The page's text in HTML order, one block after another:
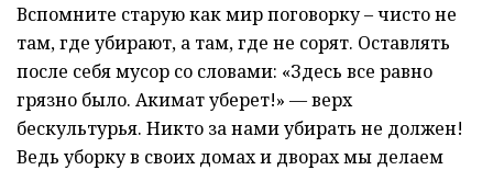
Вспомните старую как мир поговорку – чисто не
там, где убирают, а там, где не сорят. Оставлять
после себя мусор со словами: «Здесь все равно
грязно было. Акимат уберет!» — верх
бескультурья. Никто за нами убирать не должен!
Ведь уборку в своих домах и дворах мы делаем